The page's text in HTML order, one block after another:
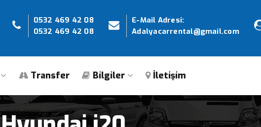
0532 469 42 08
0532 469 42 08
E-Mail Adresi:
Adalyacarrental@gmail.com
Transfer Bilgiler İletişim